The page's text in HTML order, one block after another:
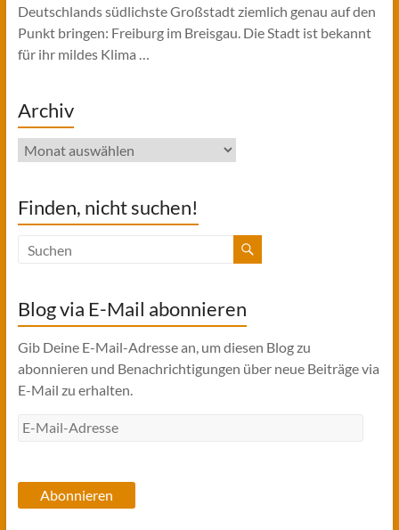
Deutschlands südlichste Großstadt ziemlich genau auf den
Punkt bringen: Freiburg im Breisgau. Die Stadt ist bekannt
für ihr mildes Klima …
Archiv
Archiv
Finden, nicht suchen!
Blog via E-Mail abonnieren
Gib Deine E-Mail-Adresse an, um diesen Blog zu
abonnieren und Benachrichtigungen über neue Beiträge via
E-Mail zu erhalten.
E-
Abonnieren